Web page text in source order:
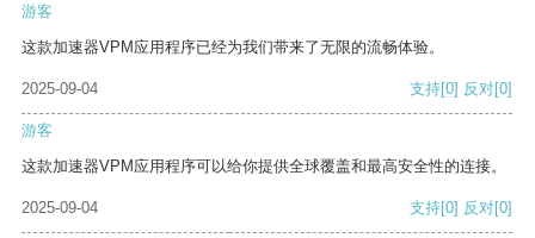
游客
这款加速器VPM应用程序已经为我们带来了无限的流畅体验。
2025-09-04 支持[0] 反对[0]
游客
这款加速器VPM应用程序可以给你提供全球覆盖和最高安全性的连接。
2025-09-04 支持[0] 反对[0]